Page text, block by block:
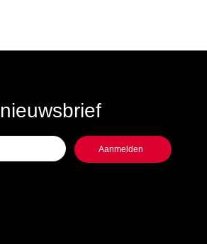
nieuwsbrief